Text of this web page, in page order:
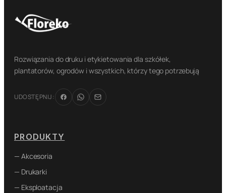
Rozwiązania do druku i etykietowania dla szkółek,
plantatorów, ogrodów i wszystkich, którzy tego potrzebują
UDOSTĘPNIJ:
PRODUKTY
— Akcesoria
— Drukarki
— Eksploatacja